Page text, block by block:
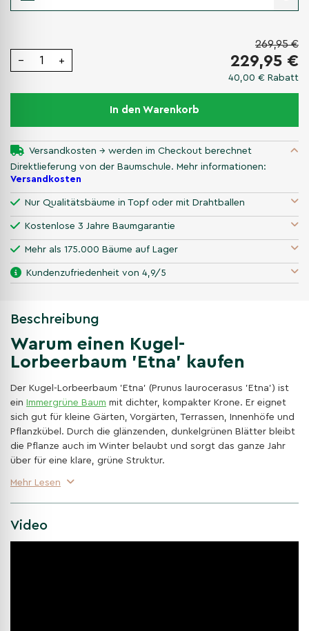
− +
269,95 €
229,95 €
40,00 € Rabatt
In den Warenkorb
Versandkosten → werden im Checkout berechnet
Direktlieferung von der Baumschule. Mehr informationen:
Versandkosten
Nur Qualitätsbäume in Topf oder mit Drahtballen
Kostenlose 3 Jahre Baumgarantie
Mehr als 175.000 Bäume auf Lager
Kundenzufriedenheit von 4,9/5
Beschreibung
Warum einen Kugel-
Lorbeerbaum 'Etna' kaufen
Der Kugel-Lorbeerbaum 'Etna' (Prunus laurocerasus 'Etna') ist
ein Immergrüne Baum mit dichter, kompakter Krone. Er eignet
sich gut für kleine Gärten, Vorgärten, Terrassen, Innenhöfe und
Pflanzkübel. Durch die glänzenden, dunkelgrünen Blätter bleibt
die Pflanze auch im Winter belaubt und sorgt das ganze Jahr
über für eine klare, grüne Struktur.
Immergrüne Kugelkrone mit dichter Struktur
Prunus laurocerasus 'Etna' behält sein Laub im Winter. Die
Blätter sind ledrig, glänzend und dunkelgrün, der junge
Austrieb ist bronzefarben. Dadurch wirkt die Kugelkrone
Mehr Lesen
Video